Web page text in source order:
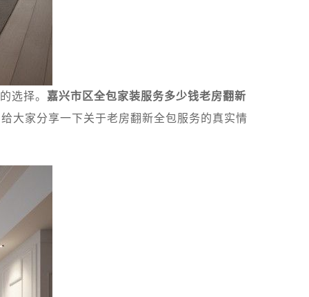
选择。 嘉兴市区全包家装服务多少钱老房翻新
大家分享一下关于老房翻新全包服务的真实情